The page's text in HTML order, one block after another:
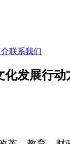
联系我们
化发展行